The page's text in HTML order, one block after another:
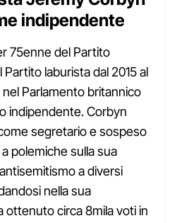
indipendente
75enne del Partito
laburista dal 2015 al
Parlamento britannico
indipendente. Corbyn
segretario e sospeso
polemiche sulla sua
a diversi
nella sua
ottenuto circa 8mila voti in